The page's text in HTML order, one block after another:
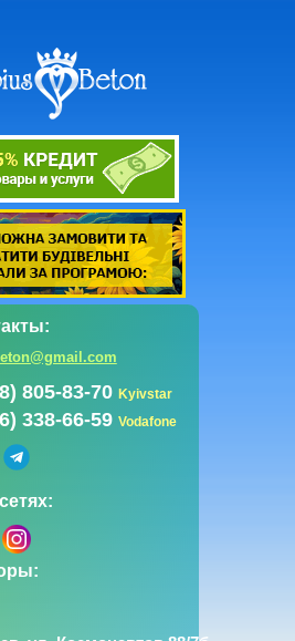
805-83-70 Kyivstar
338-66-59 Vodafone